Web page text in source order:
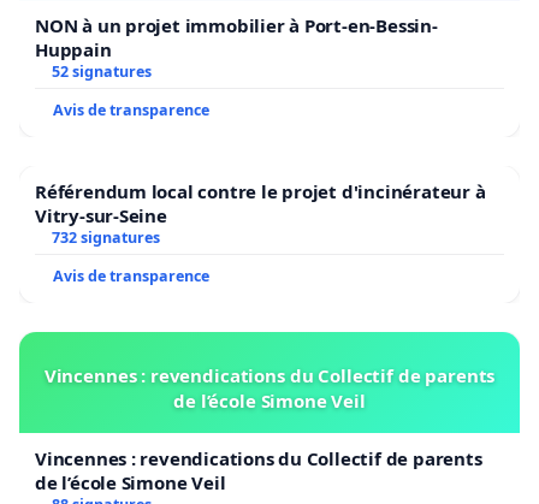
NON à un projet immobilier à Port-en-Bessin-
Huppain
52 signatures
Avis de transparence
Référendum local contre le projet d'incinérateur à
Vitry-sur-Seine
732 signatures
Avis de transparence
Vincennes : revendications du Collectif de parents
de l’école Simone Veil
Vincennes : revendications du Collectif de parents
de l’école Simone Veil